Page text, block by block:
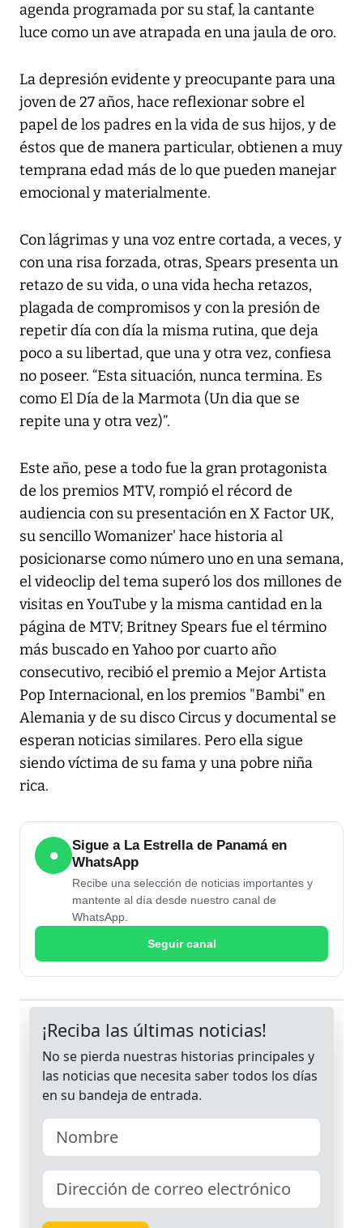
agenda programada por su staf, la cantante
luce como un ave atrapada en una jaula de oro.
La depresión evidente y preocupante para una
joven de 27 años, hace reflexionar sobre el
papel de los padres en la vida de sus hijos, y de
éstos que de manera particular, obtienen a muy
temprana edad más de lo que pueden manejar
emocional y materialmente.
Con lágrimas y una voz entre cortada, a veces, y
con una risa forzada, otras, Spears presenta un
retazo de su vida, o una vida hecha retazos,
plagada de compromisos y con la presión de
repetir día con día la misma rutina, que deja
poco a su libertad, que una y otra vez, confiesa
no poseer. “Esta situación, nunca termina. Es
como El Día de la Marmota (Un dia que se
repite una y otra vez)”.
Este año, pese a todo fue la gran protagonista
de los premios MTV, rompió el récord de
audiencia con su presentación en X Factor UK,
su sencillo Womanizer' hace historia al
posicionarse como número uno en una semana,
el videoclip del tema superó los dos millones de
visitas en YouTube y la misma cantidad en la
página de MTV; Britney Spears fue el término
más buscado en Yahoo por cuarto año
consecutivo, recibió el premio a Mejor Artista
Pop Internacional, en los premios "Bambi" en
Alemania y de su disco Circus y documental se
esperan noticias similares. Pero ella sigue
siendo víctima de su fama y una pobre niña
rica.
●
Sigue a La Estrella de Panamá en
WhatsApp
Recibe una selección de noticias importantes y
mantente al día desde nuestro canal de
WhatsApp.
Seguir canal